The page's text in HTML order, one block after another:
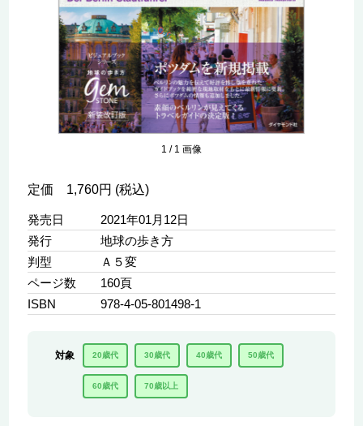
1 / 1 画像
定価 1,760円 (税込)
発売日
2021年01月12日
発行
地球の歩き方
判型
Ａ５変
ページ数
160頁
ISBN
978-4-05-801498-1
対象 20歳代 30歳代 40歳代 50歳代
60歳代 70歳以上